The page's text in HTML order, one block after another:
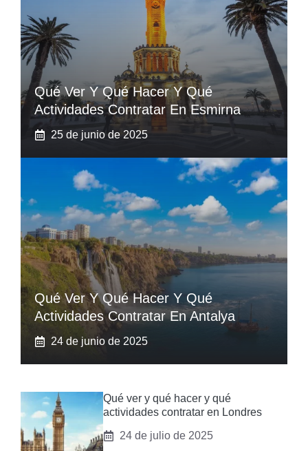
Qué Ver Y Qué Hacer Y Qué
Actividades Contratar En Esmirna
25 de junio de 2025
Qué Ver Y Qué Hacer Y Qué
Actividades Contratar En Antalya
24 de junio de 2025
Qué ver y qué hacer y qué
actividades contratar en Londres
24 de julio de 2025